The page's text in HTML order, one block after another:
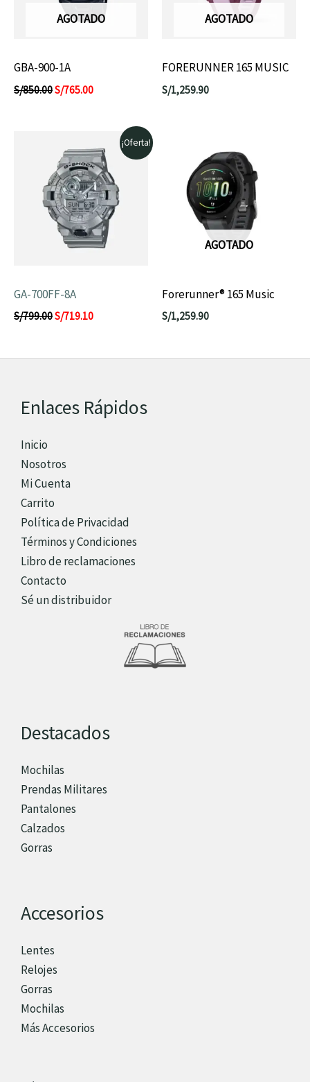
AGOTADO
GBA-900-1A
S/850.00S/765.00
AGOTADO
FORERUNNER 165 MUSIC
S/1,259.90
¡Oferta!
GA-700FF-8A
S/799.00
precio
original
era:
S/799.00.
S/719.10
precio
actual
es:
S/719.10.
AGOTADO
Forerunner® 165 Music
S/1,259.90
Enlaces Rápidos
Inicio
Nosotros
Mi Cuenta
Carrito
Política de Privacidad
Términos y Condiciones
Libro de reclamaciones
Contacto
Sé un distribuidor
Destacados
Mochilas
Prendas Militares
Pantalones
Calzados
Gorras
Accesorios
Lentes
Relojes
Gorras
Mochilas
Más Accesorios